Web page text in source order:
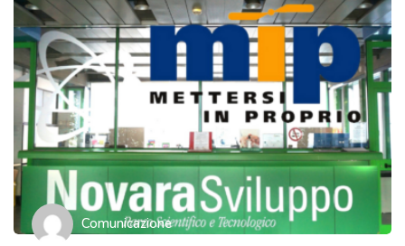
Comunicazione